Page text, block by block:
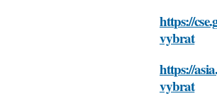
https://
vybrat
https://
vybrat